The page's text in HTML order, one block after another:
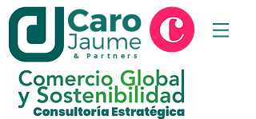
& Partners